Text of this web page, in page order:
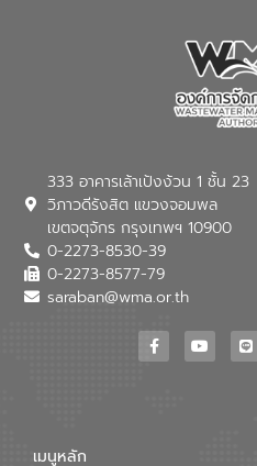
333 อาคารเล้าเป้งง้วน 1 ชั้น 23
วิภาวดีรังสิต แขวงจอมพล
เขตจตุจักร กรุงเทพฯ 10900
0-2273-8530-39
0-2273-8577-79
saraban@wma.or.th
เมนูหลัก